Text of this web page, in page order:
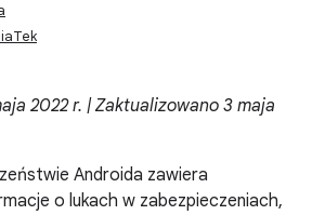
2022 r. | Zaktualizowano 3 maja
Androida zawiera
o lukach w zabezpieczeniach,